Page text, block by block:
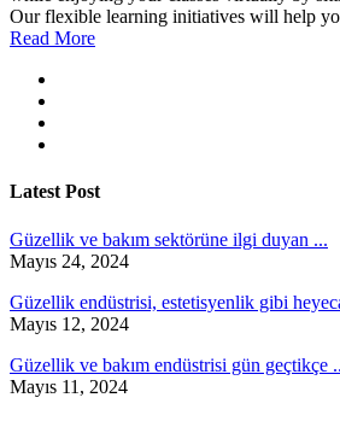
Our flexible learning initiatives will help
Read More
Latest Post
Güzellik ve bakım sektörüne ilgi duyan ...
Mayıs 24, 2024
Güzellik endüstrisi, estetisyenlik gibi
Mayıs 12, 2024
Güzellik ve bakım endüstrisi gün geçtikçe
Mayıs 11, 2024